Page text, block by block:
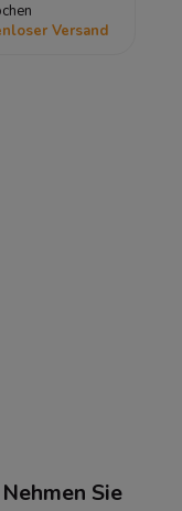
Versand
Sie